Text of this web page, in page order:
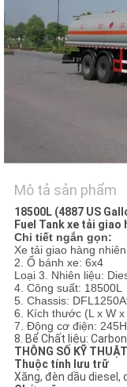
TỨC
YÊU
GIÁ
SƠ
ĐỒ
TRANG
WEB
CHÍNH
SÁCH
Mô tả sản phẩm
18500L (4887 US
Fuel Tank xe tải giao
Chi tiết ngắn gọn:
Xe tải giao hàng
2. Ổ bánh xe: 6x4
Loại 3. Nhiên liệu:
4. Công suất: 18500L
5. Chassis:
6. Kích thước (L x W
7. Động cơ điện:
8. Bể Chất liệu:
THÔNG SỐ KỸ
Thuộc tính lưu trữ
Xăng, đèn dầu diesel,